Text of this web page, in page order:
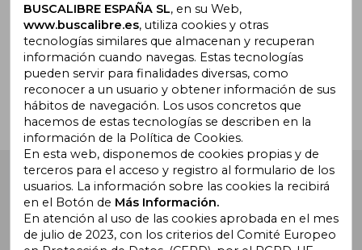
¿Necesitas ayuda?
Buscalibre España . Calle Energía, 65, Nave 3 (08940),
Cornellà de Llobregat, Barcelona. Derechos Reservados.
BUSCALIBRE ESPAÑA SL, en su Web,
www.buscalibre.es, utiliza cookies y otras
tecnologías similares que almacenan y recuperan
información cuando navegas. Estas tecnologías
pueden servir para finalidades diversas, como
reconocer a un usuario y obtener información de sus
hábitos de navegación. Los usos concretos que
hacemos de estas tecnologías se describen en la
información de la Política de Cookies.
En esta web, disponemos de cookies propias y de
terceros para el acceso y registro al formulario de los
usuarios. La información sobre las cookies la recibirá
en el Botón de Más Información.
En atención al uso de las cookies aprobada en el mes
de julio de 2023, con los criterios del Comité Europeo